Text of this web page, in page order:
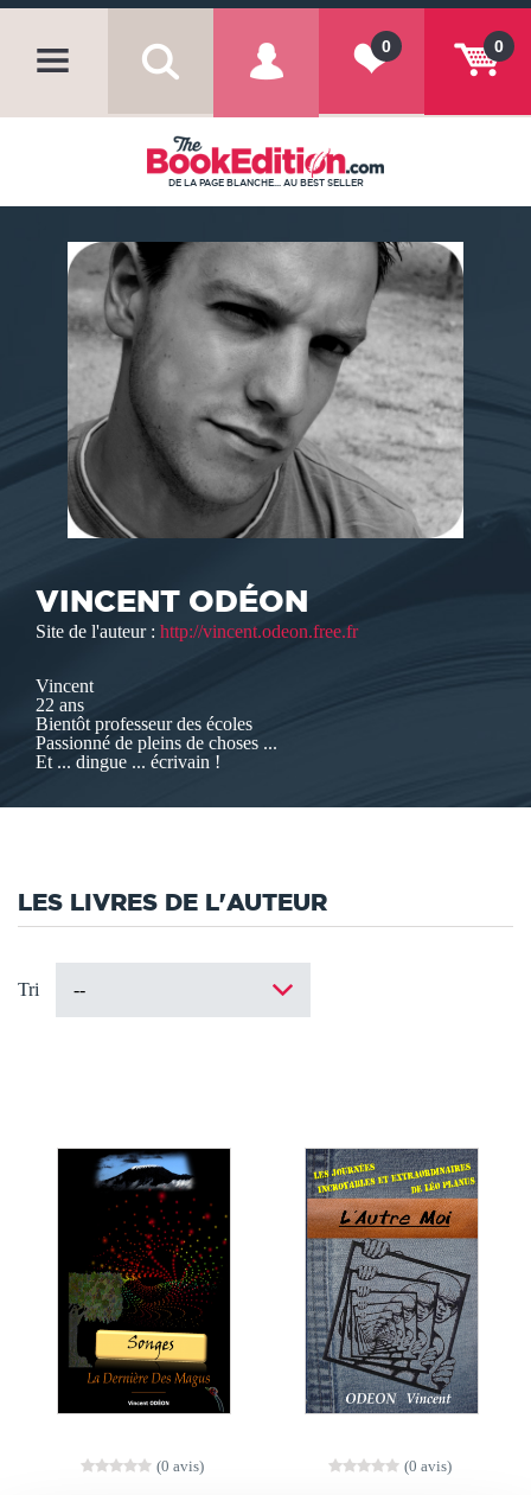
0
0
DE LA PAGE BLANCHE... AU BEST SELLER
VINCENT ODÉON
Site de l'auteur : http://vincent.odeon.free.fr
Vincent
22 ans
Bientôt professeur des écoles
Passionné de pleins de choses ...
Et ... dingue ... écrivain !
LES LIVRES DE L'AUTEUR
Tri
(0 avis) (0 avis)